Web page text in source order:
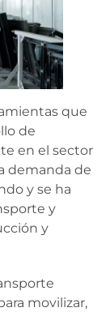
que
de
en el sector
demanda de
y se ha
y
y
movilizar,